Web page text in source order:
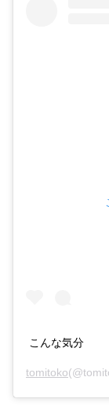
こんな気分
tomitoko